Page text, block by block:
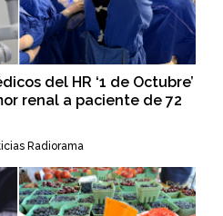
del HR ‘1 de Octubre’
renal a paciente de 72
Radiorama